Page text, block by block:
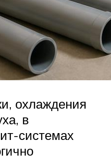
охлаждения
в
системах